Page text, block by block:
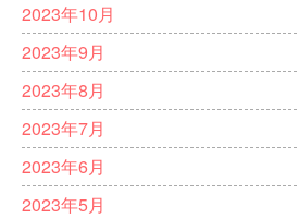
2023年10月
2023年9月
2023年8月
2023年7月
2023年6月
2023年5月